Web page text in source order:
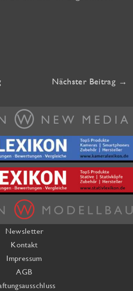
Nächster Beitrag →
Newsletter
Kontakt
Impressum
AGB